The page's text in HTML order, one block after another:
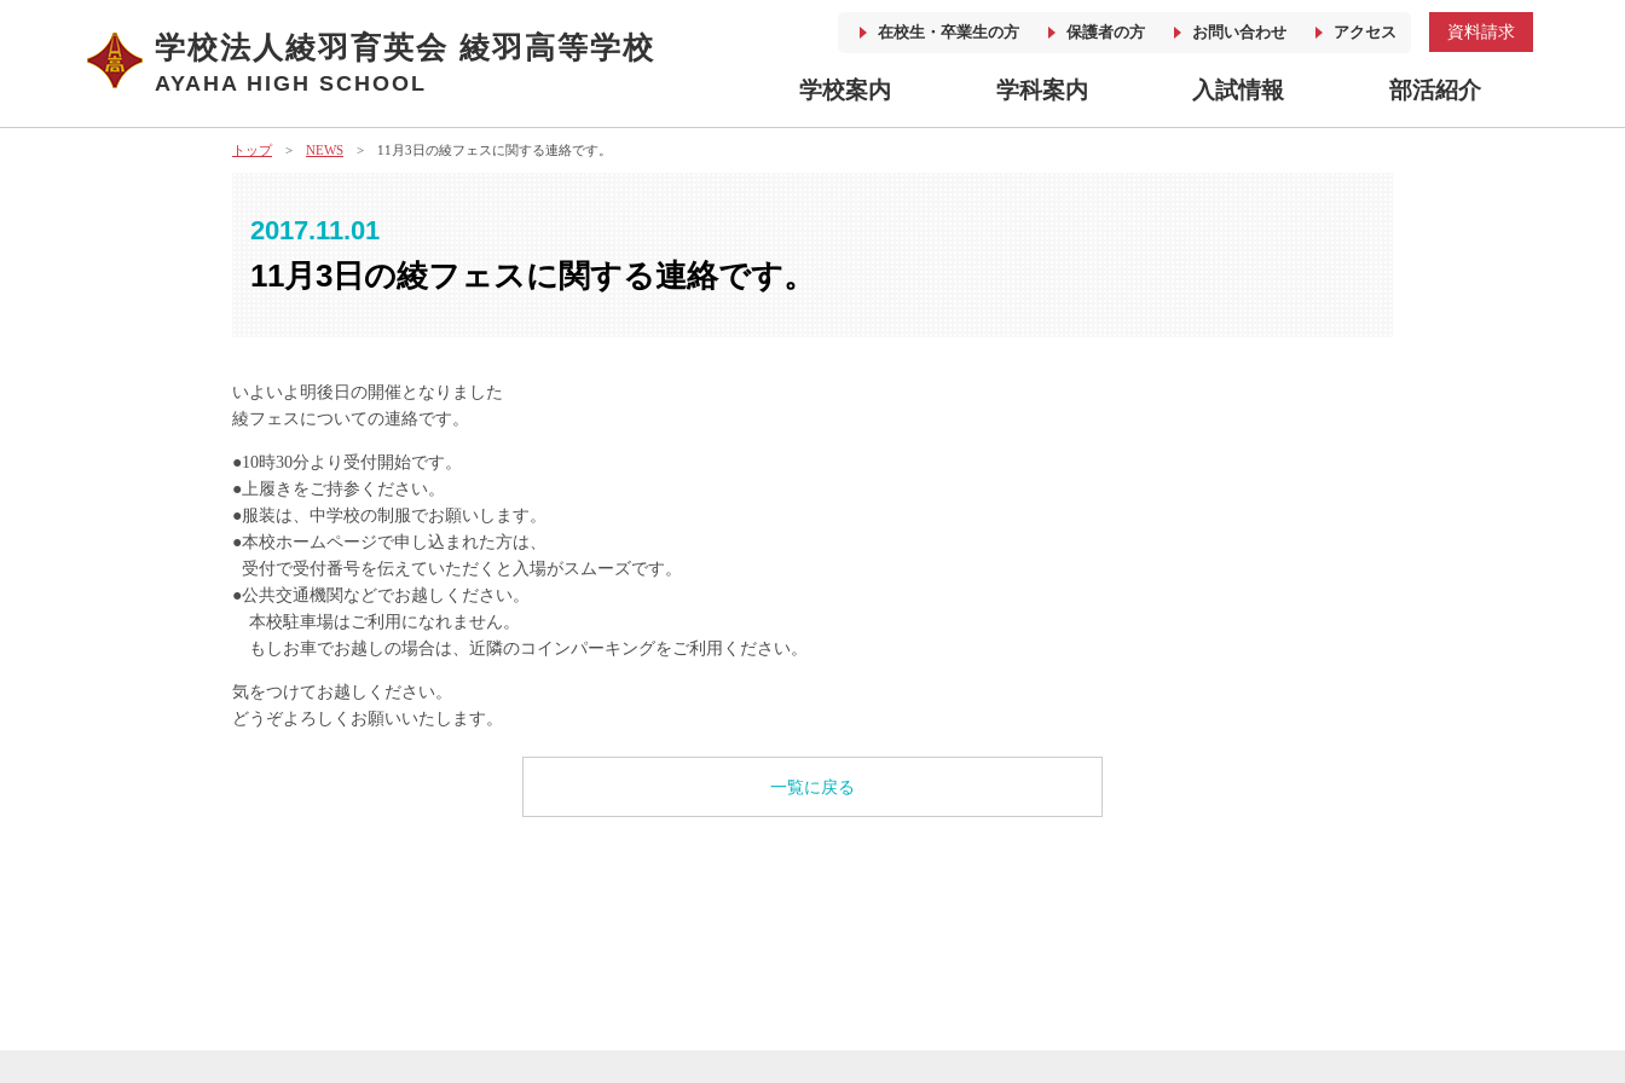
学校法人綾羽育英会 綾羽高等学校
AYAHA HIGH SCHOOL
在校生・卒業生の方 保護者の方 お問い合わせ アクセス 資料請求
学校案内 学科案内 入試情報 部活紹介
トップ> NEWS > 11月3日の綾フェスに関する連絡です。
2017.11.01
11月3日の綾フェスに関する連絡です。
いよいよ明後日の開催となりました
綾フェスについての連絡です。
●10時30分より受付開始です。
●上履きをご持参ください。
●服装は、中学校の制服でお願いします。
●本校ホームページで申し込まれた方は、
受付で受付番号を伝えていただくと入場がスムーズです。
●公共交通機関などでお越しください。
本校駐車場はご利用になれません。
もしお車でお越しの場合は、近隣のコインパーキングをご利用ください。
気をつけてお越しください。
どうぞよろしくお願いいたします。
一覧に戻る